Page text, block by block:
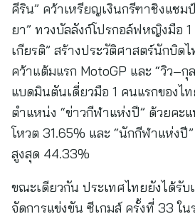
คีริน” คว้าเหรียญเงินกรีฑาชิงแชม
ยา” ทวงบัลลังก์โปรกอล์ฟหญิงมือ
เกียรติ” สร้างประวัติศาสตร์นักบิด
คว้าแต้มแรก MotoGP และ “วิว–
แบดมินตันเดี่ยวมือ 1 คนแรกของไ
ตำแหน่ง “ข่าวกีฬาแห่งปี” ด้วยคะ
โหวต 31.65% และ “นักกีฬาแห่งปี
สูงสุด 44.33%
ขณะเดียวกัน ประเทศไทยยังได้รับ
จัดการแข่งขัน ซีเกมส์ ครั้งที่ 33 ใ